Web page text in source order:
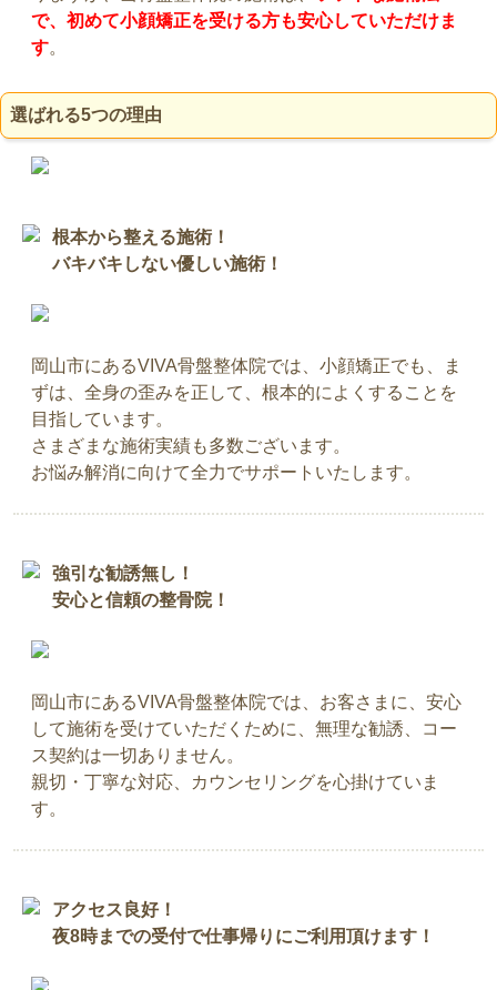
で、初めて小顔矯正を受ける方も安心していただけま
す。
選ばれる5つの理由
根本から整える施術！
バキバキしない優しい施術！
岡山市にあるVIVA骨盤整体院では、小顔矯正でも、ま
ずは、全身の歪みを正して、根本的によくすることを
目指しています。
さまざまな施術実績も多数ございます。
お悩み解消に向けて全力でサポートいたします。
強引な勧誘無し！
安心と信頼の整骨院！
岡山市にあるVIVA骨盤整体院では、お客さまに、安心
して施術を受けていただくために、無理な勧誘、コー
ス契約は一切ありません。
親切・丁寧な対応、カウンセリングを心掛けていま
す。
アクセス良好！
夜8時までの受付で仕事帰りにご利用頂けます！